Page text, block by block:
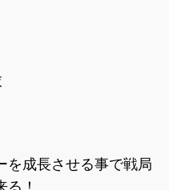
を成長させる事で戦局
！